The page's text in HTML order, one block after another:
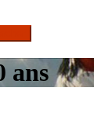
ans